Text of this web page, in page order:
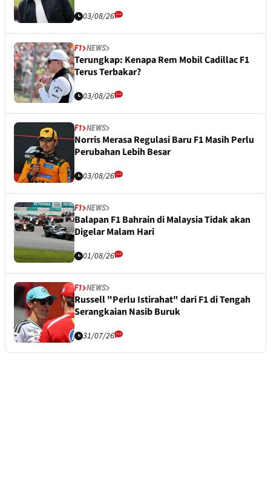
03/08/26
F1 NEWS
Terungkap: Kenapa Rem Mobil Cadillac F1
Terus Terbakar?
03/08/26
F1 NEWS
Norris Merasa Regulasi Baru F1 Masih Perlu
Perubahan Lebih Besar
03/08/26
F1 NEWS
Balapan F1 Bahrain di Malaysia Tidak akan
Digelar Malam Hari
01/08/26
F1 NEWS
Russell "Perlu Istirahat" dari F1 di Tengah
Serangkaian Nasib Buruk
31/07/26